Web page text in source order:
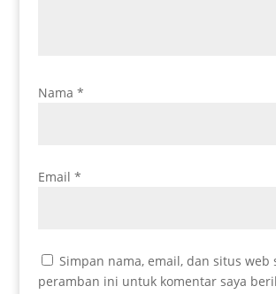
Nama *
Email *
Simpan nama, email, dan situs web
peramban ini untuk komentar saya